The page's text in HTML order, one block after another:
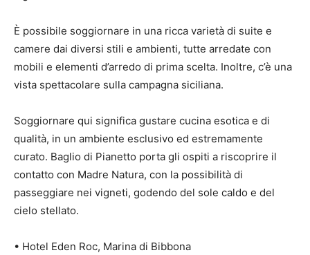
È possibile soggiornare in una ricca varietà di suite e
camere dai diversi stili e ambienti, tutte arredate con
mobili e elementi d’arredo di prima scelta. Inoltre, c’è una
vista spettacolare sulla campagna siciliana.
Soggiornare qui significa gustare cucina esotica e di
qualità, in un ambiente esclusivo ed estremamente
curato. Baglio di Pianetto porta gli ospiti a riscoprire il
contatto con Madre Natura, con la possibilità di
passeggiare nei vigneti, godendo del sole caldo e del
cielo stellato.
• Hotel Eden Roc, Marina di Bibbona